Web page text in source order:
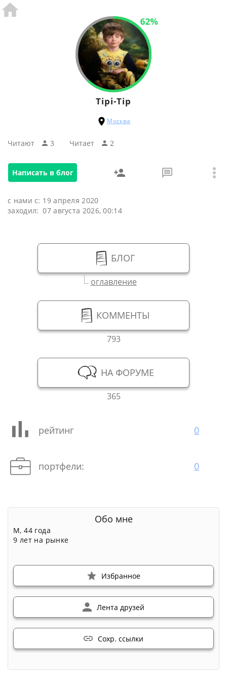
62%
Tipi-Tip
Москва
Читают 3 Читаeт 2
Написать в блог
с нами с: 19 апреля 2020
заходил: 07 августа 2026, 00:14
БЛОГ
оглавление
КОММЕНТЫ
793
НА ФОРУМЕ
365
рейтинг 0
портфели: 0
Обо мне
М, 44 года
9 лет на рынке
Избранное
Лента друзей
Сохр. ссылки